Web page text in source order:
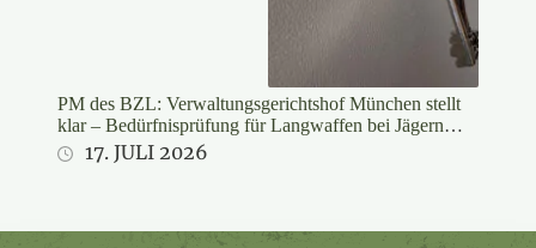
PM des BZL: Verwaltungsgerichtshof München stellt
klar – Bedürfnisprüfung für Langwaffen bei Jägern
rechtswidrig
17. JULI 2026